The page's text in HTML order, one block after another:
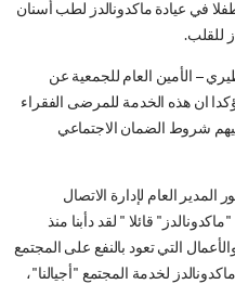
عدد المستفيدين سنويا ال 1358 طفلا في عيادة ماكدونالدز لطب أسنان
– الأمين العام للجمعية عن
ان هذه الخدمة للمرضى الفقراء
شروط الضمان الاجتماعي
العام لإدارة الاتصال
قائلا " لقد دأبنا منذ
التي تعود بالنفع على المجتمع
لخدمة المجتمع "أجيالنا"،